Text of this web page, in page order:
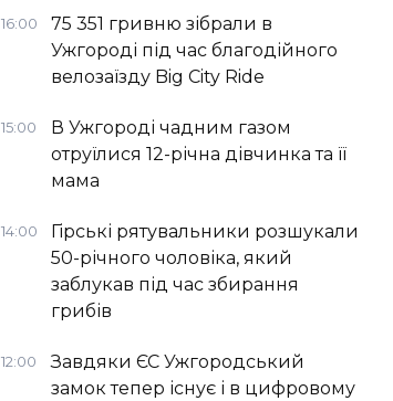
16:00
75 351 гривню зібрали в
Ужгороді під час благодійного
велозаїзду Big Сity Ride
15:00
В Ужгороді чадним газом
отруїлися 12-річна дівчинка та її
мама
14:00
Гірські рятувальники розшукали
50-річного чоловіка, який
заблукав під час збирання
грибів
12:00
Завдяки ЄС Ужгородський
замок тепер існує і в цифровому